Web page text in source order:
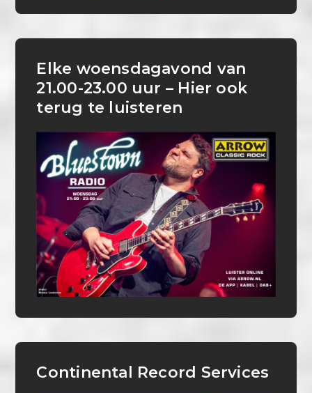
Elke woensdagavond van
21.00-23.00 uur – Hier ook
terug te luisteren
Continental Record Services